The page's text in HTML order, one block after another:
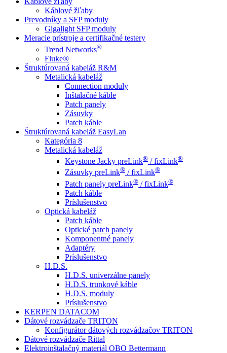
Káblové žľaby
Prevodníky a SFP moduly
Gigalight SFP moduly
Meracie prístroje a certifikačné testery
Trend Networks®
Fluke®
Štruktúrovaná kabeláž R&M
Metalická kabeláž
Connection moduly
Inštalačné káble
Patch panely
Zásuvky
Patch káble
Štruktúrovaná kabeláž EasyLan
Kategória 8
Metalická kabeláž
Keystone Jacky preLink® / fixLink®
Zásuvky preLink® / fixLink®
Patch panely preLink® / fixLink®
Patch káble
Príslušenstvo
Optická kabeláž
Patch káble
Optické patch panely
Komponentné panely
Adaptéry
Príslušenstvo
H.D.S.
H.D.S. univerzálne panely
H.D.S. trunkové káble
H.D.S. moduly
Príslušenstvo
KERPEN DATACOM
Dátové rozvádzače TRITON
Konfigurátor dátových rozvádzačov TRITON
Dátové rozvádzače Rittal
Elektroinštalačný materiál OBO Bettermann